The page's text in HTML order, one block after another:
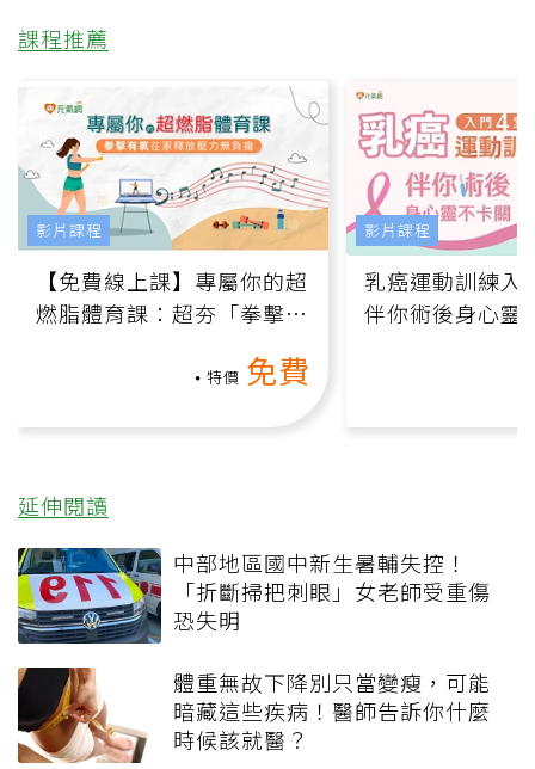
課程推薦
【免費線上課】專屬你的超
燃脂體育課：超夯「拳擊有
特價 免費
影片課程
乳癌運動訓練入
伴你術後身心靈
影片課程
延伸閱讀
中部地區國中新生暑輔失控！
「折斷掃把刺眼」女老師受重傷
恐失明
體重無故下降別只當變瘦，可能
暗藏這些疾病！醫師告訴你什麼
時候該就醫？